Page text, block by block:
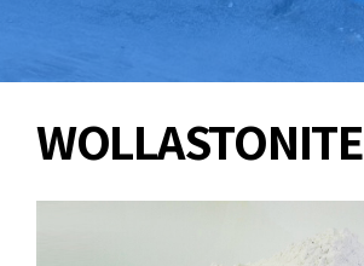
WOLLASTONITE